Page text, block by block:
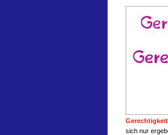
sich nur